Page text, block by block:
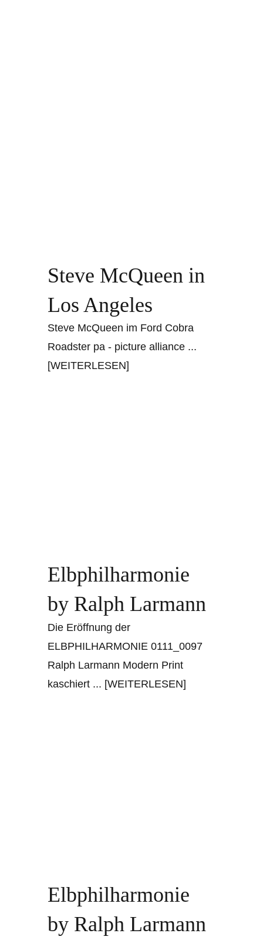
Steve McQueen in
Los Angeles
Steve McQueen im Ford Cobra
Roadster pa - picture alliance ...
[WEITERLESEN]
Elbphilharmonie
by Ralph Larmann
Die Eröffnung der
ELBPHILHARMONIE 0111_0097
Ralph Larmann Modern Print
kaschiert ... [WEITERLESEN]
Elbphilharmonie
by Ralph Larmann